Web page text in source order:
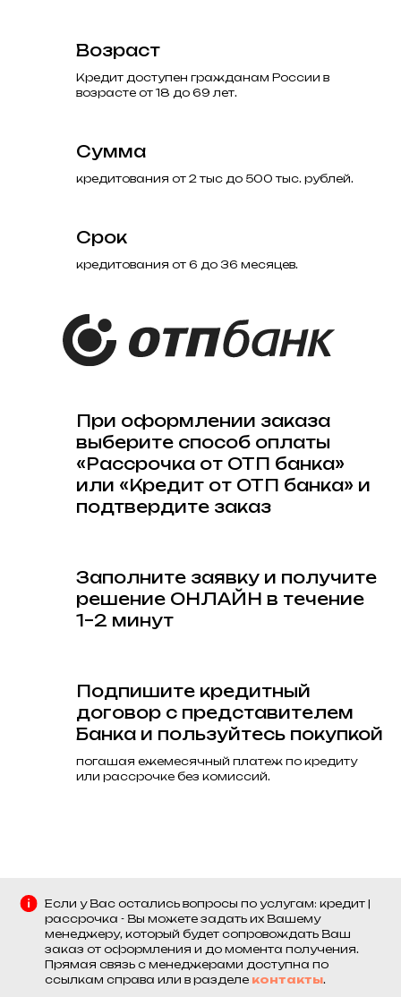
Возраст
Кредит доступен гражданам России в
возрасте от 18 до 69 лет.
Сумма
кредитования от 2 тыс до 500 тыс. рублей.
Срок
кредитования от 6 до 36 месяцев.
При оформлении заказа
выберите способ оплаты
«Рассрочка от ОТП банка»
или «Кредит от ОТП банка» и
подтвердите заказ
Заполните заявку и получите
решение ОНЛАЙН в течение
1–2 минут
Подпишите кредитный
договор с представителем
Банка и пользуйтесь покупкой
погашая ежемесячный платеж по кредиту
или рассрочке без комиссий.
Если у Вас остались вопросы по услугам: кредит |
рассрочка - Вы можете задать их Вашему
менеджеру, который будет сопровождать Ваш
заказ от оформления и до момента получения.
Прямая связь с менеджерами доступна по
ссылкам справа или в разделе контакты.